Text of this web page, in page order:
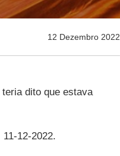
12 Dezembro 2022
dito que estava
11-12-2022.